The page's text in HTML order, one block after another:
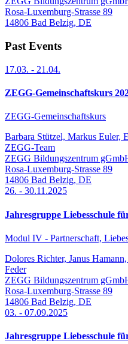
Rosa-Luxemburg-Strasse 89
14806 Bad Belzig, DE
Past Events
17.03. - 21.04.
ZEGG-Gemeinschaftskurs
ZEGG-Gemeinschaftskurs
Barbara Stützel, Markus Euler,
ZEGG-Team
ZEGG Bildungszentrum
Rosa-Luxemburg-Strasse 89
14806 Bad Belzig, DE
26. - 30.11.2025
Jahresgruppe Liebesschule
Modul IV - Partnerschaft,
Dolores Richter, Janus
Feder
ZEGG Bildungszentrum
Rosa-Luxemburg-Strasse 89
14806 Bad Belzig, DE
03. - 07.09.2025
Jahresgruppe Liebesschule